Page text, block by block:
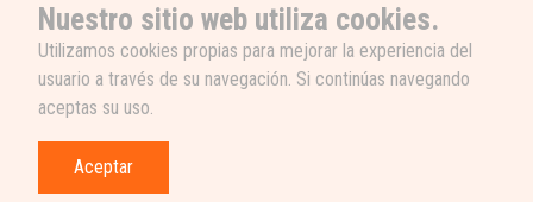
Nuestro sitio web utiliza cookies.
Utilizamos cookies propias para mejorar la experiencia del
usuario a través de su navegación. Si continúas navegando
aceptas su uso.
Aceptar
¿NECESITAS AYUDA?
Nuestro equipo de soporte está listo